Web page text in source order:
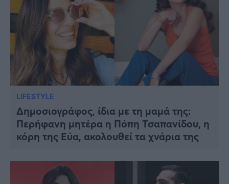
Viral
Ζώδια
LIFESTYLE
Δημοσιογράφος, ίδια με τη μαμά της:
Περήφανη μητέρα η Πόπη Τσαπανίδου, η
κόρη της Εύα, ακολουθεί τα χνάρια της